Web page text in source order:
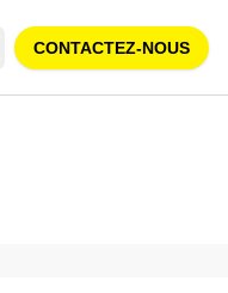
CONTACTEZ-NOUS